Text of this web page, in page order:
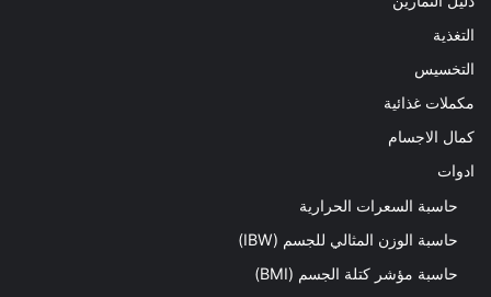
التغذية
التخسيس
مكملات غذائية
كمال الاجسام
ادوات
حاسبة السعرات الحرارية
حاسبة الوزن المثالي للجسم (IBW)
حاسبة مؤشر كتلة الجسم (BMI)